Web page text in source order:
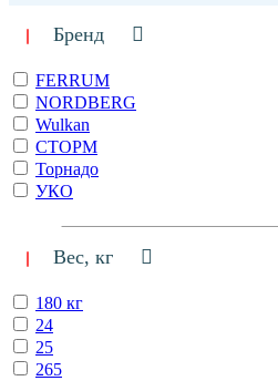
Бренд
FERRUM
NORDBERG
Wulkan
СТОРМ
Торнадо
УКО
Вес, кг
180 кг
24
25
265